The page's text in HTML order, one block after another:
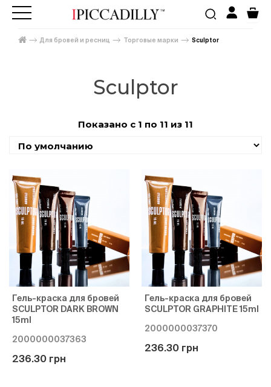
Для бровей и ресниц Торговые марки Sculptor
Sculptor
Показано с 1 по 11 из 11
Гель-краска для бровей
SCULPTOR DARK BROWN
15ml
2000000037363
236.30 грн
Гель-краска для бровей
SCULPTOR GRAPHITE 15ml
2000000037370
236.30 грн